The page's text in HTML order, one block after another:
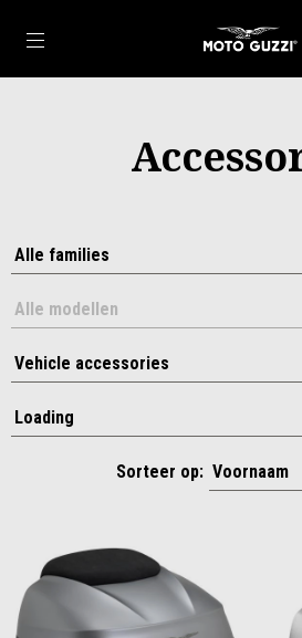
Ga naar de
Sorteer op: